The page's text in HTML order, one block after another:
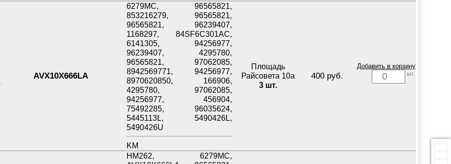
AVX10X666LA
6279MC, 96565821,
853216279, 96565821,
96565821, 96239407,
1168297, 84SF6C301AC,
6141305, 94256977,
96239407, 4295780,
96565821, 97062085,
8942569771, 94256977,
8970620850, 166906,
4295780, 97062085,
94256977, 456904,
75492285, 96035624,
5445113L, 5490426L,
5490426U
KM
Площадь
Райсовета 10а
3 шт.
400 руб.
Добавить в корзину
шт.
HM262, 6279MC,